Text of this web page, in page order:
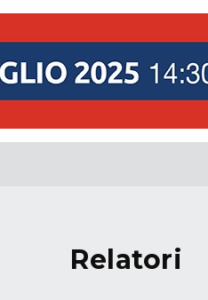
relatori